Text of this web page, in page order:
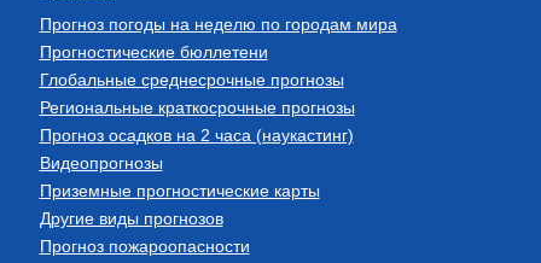
Прогноз погоды на неделю по городам мира
Прогностические бюллетени
Глобальные среднесрочные прогнозы
Региональные краткосрочные прогнозы
Прогноз осадков на 2 часа (наукастинг)
Видеопрогнозы
Приземные прогностические карты
Другие виды прогнозов
Прогноз пожароопасности